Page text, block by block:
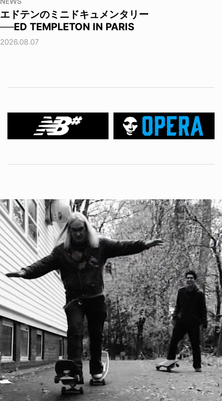
NEWS
エドテンのミニドキュメンタリー
──ED TEMPLETON IN PARIS
2026.08.07